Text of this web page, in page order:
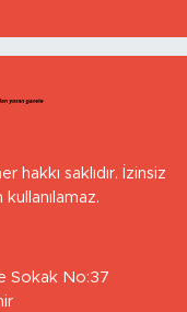
hakkı saklıdır. İzinsiz
Sokak No:37